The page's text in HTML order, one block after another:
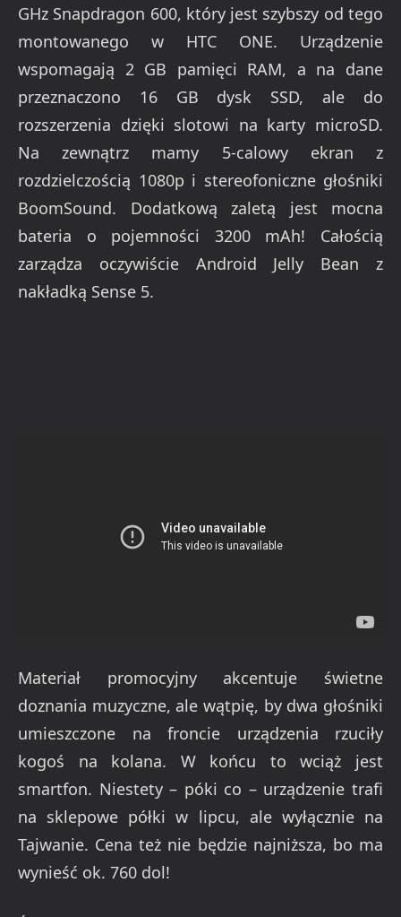
GHz Snapdragon 600, który jest szybszy od tego
montowanego w HTC ONE. Urządzenie
wspomagają 2 GB pamięci RAM, a na dane
przeznaczono 16 GB dysk SSD, ale do
rozszerzenia dzięki slotowi na karty microSD.
Na zewnątrz mamy 5-calowy ekran z
rozdzielczością 1080p i stereofoniczne głośniki
BoomSound. Dodatkową zaletą jest mocna
bateria o pojemności 3200 mAh! Całością
zarządza oczywiście Android Jelly Bean z
nakładką Sense 5.
Materiał promocyjny akcentuje świetne
doznania muzyczne, ale wątpię, by dwa głośniki
umieszczone na froncie urządzenia rzuciły
kogoś na kolana. W końcu to wciąż jest
smartfon. Niestety – póki co – urządzenie trafi
na sklepowe półki w lipcu, ale wyłącznie na
Tajwanie. Cena też nie będzie najniższa, bo ma
wynieść ok. 760 dol!